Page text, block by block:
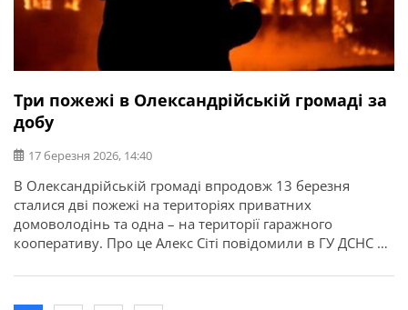
Три пожежі в Олександрійській громаді за
добу
17 березня 2026, 14:40
В Олександрійській громаді впродовж 13 березня
сталися дві пожежі на територіях приватних
домоволодінь та одна – на території гаражного
кооперативу. Про це Алекс Сіті повідомили в ГУ ДСНС в
загиблих та травмованих.